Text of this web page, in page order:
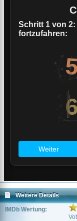
Weitere Details
IMDb Wertung: